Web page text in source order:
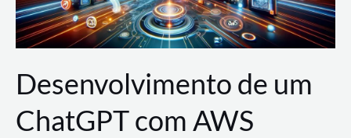
AWS
e
Azure
Desenvolvimento de um
ChatGPT com AWS